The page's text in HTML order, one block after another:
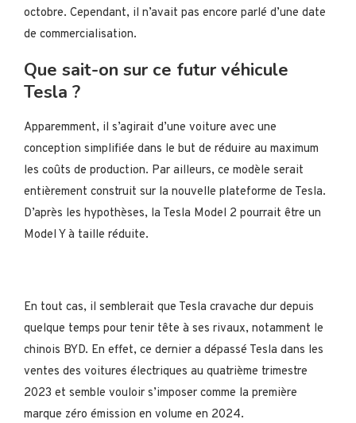
octobre. Cependant, il n’avait pas encore parlé d’une date
de commercialisation.
Que sait-on sur ce futur véhicule
Tesla ?
Apparemment, il s’agirait d’une voiture avec une
conception simplifiée dans le but de réduire au maximum
les coûts de production. Par ailleurs, ce modèle serait
entièrement construit sur la nouvelle plateforme de Tesla.
D’après les hypothèses, la Tesla Model 2 pourrait être un
Model Y à taille réduite.
En tout cas, il semblerait que Tesla cravache dur depuis
quelque temps pour tenir tête à ses rivaux, notamment le
chinois BYD. En effet, ce dernier a dépassé Tesla dans les
ventes des voitures électriques au quatrième trimestre
2023 et semble vouloir s’imposer comme la première
marque zéro émission en volume en 2024.